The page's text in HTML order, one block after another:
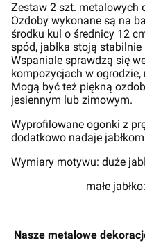
Zestaw 2 szt. metalowych
Ozdoby wykonane są na
środku kul o średnicy 12
spód, jabłka stoją
Wspaniale sprawdzą się
kompozycjach w
Mogą być też piękną
jesiennym lub zimowym.
Wyprofilowane ogonki z
dodatkowo nadaje
Wymiary motywu: duże
małe jabłko: wys:
Nasze metalowe